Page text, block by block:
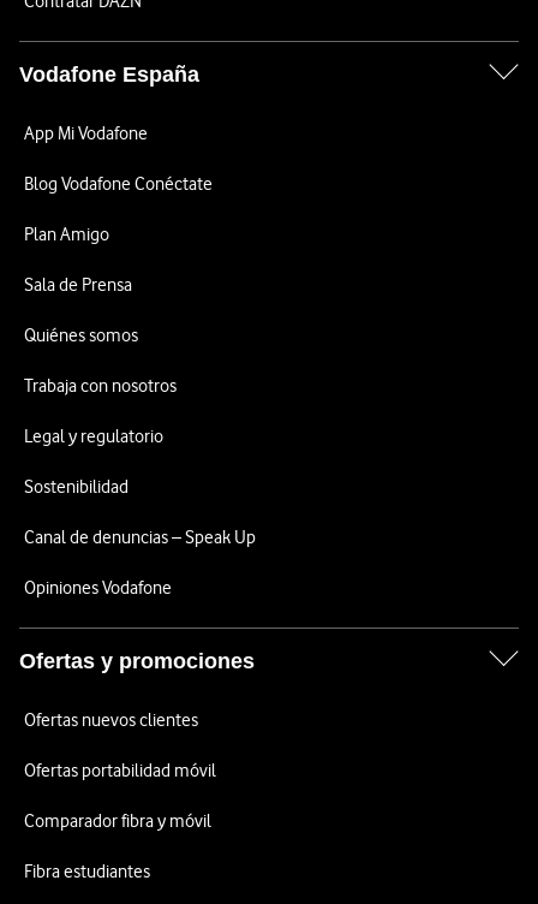
Vodafone España
App Mi Vodafone
Blog Vodafone Conéctate
Plan Amigo
Sala de Prensa
Quiénes somos
Trabaja con nosotros
Legal y regulatorio
Sostenibilidad
Canal de denuncias – Speak Up
Opiniones Vodafone
Ofertas y promociones
Ofertas nuevos clientes
Ofertas portabilidad móvil
Comparador fibra y móvil
Fibra estudiantes